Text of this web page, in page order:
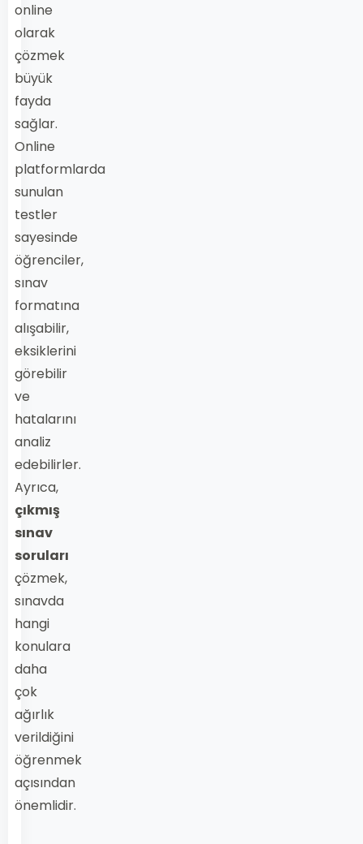
online
olarak
çözmek
büyük
fayda
sağlar.
Online
platformlarda
sunulan
testler
sayesinde
öğrenciler,
sınav
formatına
alışabilir,
eksiklerini
görebilir
ve
hatalarını
analiz
edebilirler.
Ayrıca,
çıkmış
sınav
soruları
çözmek,
sınavda
hangi
konulara
daha
çok
ağırlık
verildiğini
öğrenmek
açısından
önemlidir.